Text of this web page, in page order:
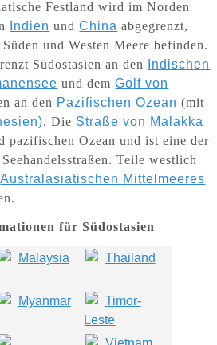
Festland wird im Norden
Indien undChina abgegrenzt,
und Westen Meere befinden.
Südostasien an den
Indischen
und demGolf von
an den Pazifischen Ozean (mit
. Die Straße von Malakka
pazifischen Ozean und ist eine der
Teile westlich
Australasiatischen Mittelmeeres
für Südostasien
Malaysia Thailand
Myanmar
Timor-
Leste